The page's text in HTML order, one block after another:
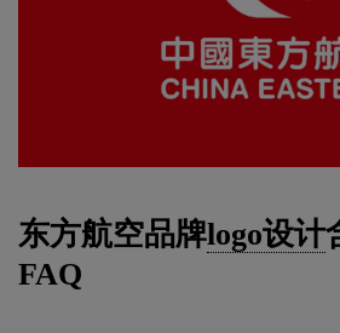
东方航空品牌logo设计
FAQ